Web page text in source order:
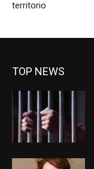
territorio
TOP NEWS